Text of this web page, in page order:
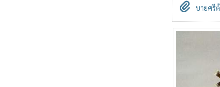
บายศรี